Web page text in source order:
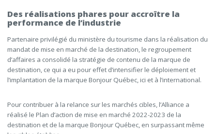
Des réalisations phares pour accroître la
performance de l’industrie
Partenaire privilégié du ministère du tourisme dans la réalisation du
mandat de mise en marché de la destination, le regroupement
d’affaires a consolidé la stratégie de contenu de la marque de
destination, ce qui a eu pour effet d’intensifier le déploiement et
l’implantation de la marque Bonjour Québec, ici et à l’international.
Pour contribuer à la relance sur les marchés cibles, l’Alliance a
réalisé le Plan d’action de mise en marché 2022-2023 de la
destination et de la marque Bonjour Québec, en surpassant même